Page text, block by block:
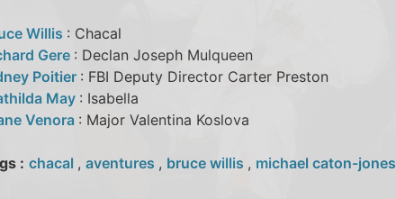
Willis : Chacal
Gere : Declan Joseph Mulqueen
Poitier : FBI Deputy Director Carter Preston
May : Isabella
Venora : Major Valentina Koslova
: chacal , aventures , bruce willis , michael caton-jones